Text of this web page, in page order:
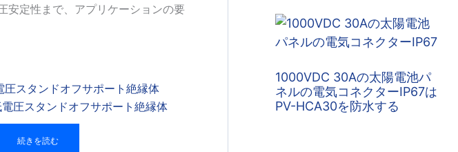
安定性まで、アプリケーションの要
圧スタンドオフサポート絶縁体
続きを読む
1000VDC 30Aの太陽電池パ
ネルの電気コネクターIP67は
PV-HCA30を防水する